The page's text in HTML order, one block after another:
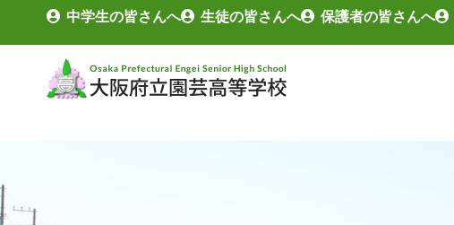
中学生の皆さんへ 生徒の皆さんへ 保護者の皆さんへ